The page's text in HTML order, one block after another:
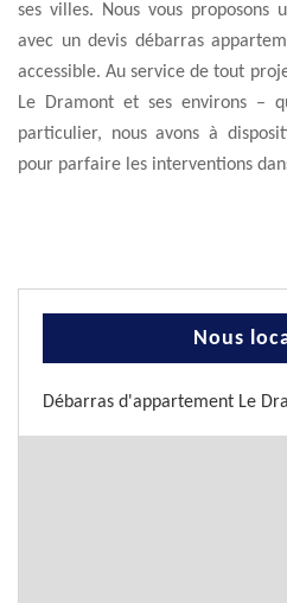
ses villes. Nous vous proposons
avec un devis débarras
accessible. Au service de tout
Le Dramont et ses environs –
particulier, nous avons à
pour parfaire les interventions
Nous
Débarras d'appartement Le